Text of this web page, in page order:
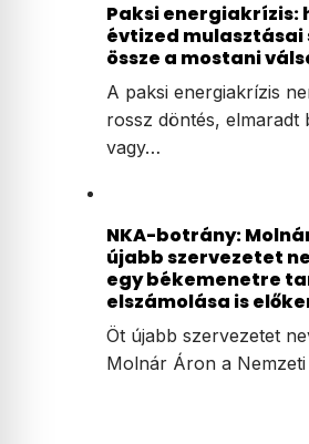
Paksi energiakrízis:
évtized
össze a mostani
A paksi energiakrízis
rossz döntés, elmaradt
vagy…
NKA-botrány:
újabb szervezetet
egy békemenetre
elszámolása is
Öt újabb szervezetet
Molnár Áron a